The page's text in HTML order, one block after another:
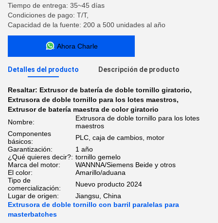
Tiempo de entrega: 35~45 días
Condiciones de pago: T/T,
Capacidad de la fuente: 200 a 500 unidades al año
Ahora Charle
Detalles del producto Descripción de producto
Resaltar: Extrusor de batería de doble tornillo giratorio,
Extrusora de doble tornillo para los lotes maestros,
Extrusor de batería maestra de color giratorio
Nombre:
Extrusora de doble tornillo para los lotes
maestros
Componentes
básicos:
PLC, caja de cambios, motor
Garantización:
1 año
¿Qué quieres decir?: tornillo gemelo
Marca del motor:
WANNNA/Siemens Beide y otros
El color:
Amarillo/aduana
Tipo de
comercialización:
Nuevo producto 2024
Lugar de origen:
Jiangsu, China
Extrusora de doble tornillo con barril paralelas para
masterbatches